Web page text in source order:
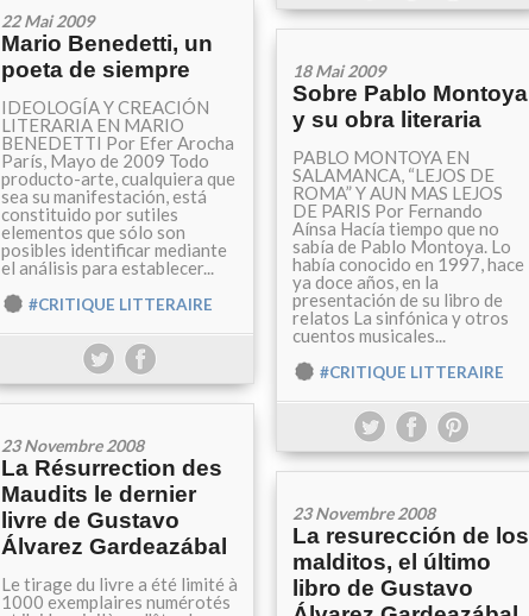
22 Mai 2009
Mario Benedetti, un
poeta de siempre
IDEOLOGÍA Y CREACIÓN
LITERARIA EN MARIO
BENEDETTI Por Efer Arocha
París, Mayo de 2009 Todo
producto-arte, cualquiera que
sea su manifestación, está
constituido por sutiles
elementos que sólo son
posibles identificar mediante
el análisis para establecer...
#CRITIQUE LITTERAIRE
18 Mai 2009
Sobre Pablo Montoya
y su obra literaria
PABLO MONTOYA EN
SALAMANCA, “LEJOS DE
ROMA” Y AUN MAS LEJOS
DE PARIS Por Fernando
Aínsa Hacía tiempo que no
sabía de Pablo Montoya. Lo
había conocido en 1997, hace
ya doce años, en la
presentación de su libro de
relatos La sinfónica y otros
cuentos musicales...
#CRITIQUE LITTERAIRE
23 Novembre 2008
La Résurrection des
Maudits le dernier
livre de Gustavo
Álvarez Gardeazábal
Le tirage du livre a été limité à
1000 exemplaires numérotés
23 Novembre 2008
La resurección de los
malditos, el último
libro de Gustavo